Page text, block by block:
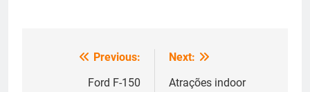
Navegação
Previous:
Ford F-150
Next:
Atrações indoor